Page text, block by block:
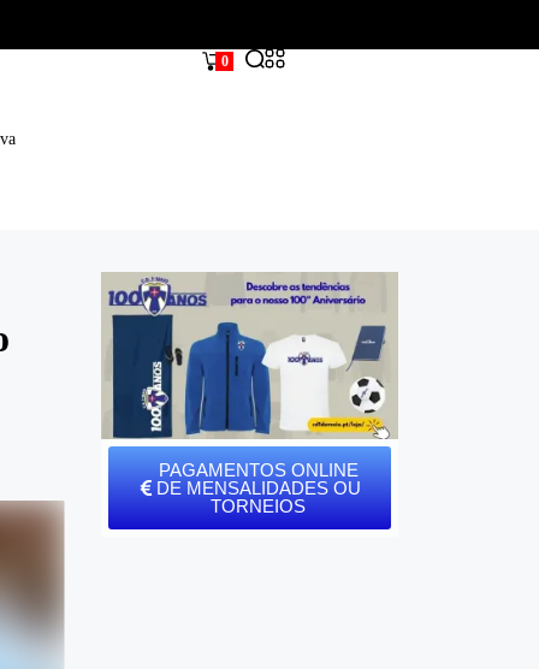
0
PAGAMENTOS ONLINE
DE MENSALIDADES OU
TORNEIOS